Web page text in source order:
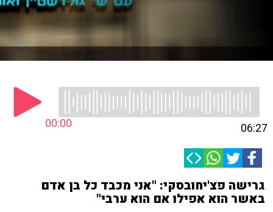
00:00 06:27
גרישה פצ'יחובסקי: "אני מכבד כל בן אדם
באשר הוא אפילו אם הוא ערבי"